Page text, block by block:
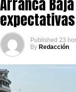
Published 23
By Redacción